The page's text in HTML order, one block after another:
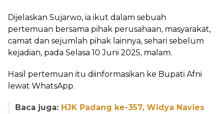
Dijelaskan Sujarwo, ia ikut dalam sebuah
pertemuan bersama pihak perusahaan, masyarakat,
camat dan sejumlah pihak lainnya, sehari sebelum
kejadian, pada Selasa 10 Juni 2025, malam.
Hasil pertemuan itu diinformasikan ke Bupati Afni
lewat WhatsApp.
Baca juga: HJK Padang ke-357, Widya Navies